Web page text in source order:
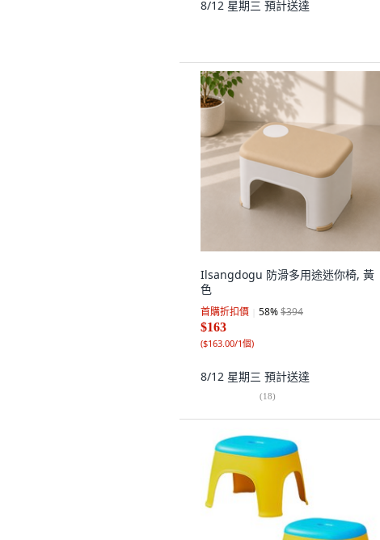
8/12 星期三 預計送達
Ilsangdogu 防滑多用途迷你椅, 黃
色
首購折扣價 58%$394
$163
($163.00/1個)
8/12 星期三 預計送達
(18)